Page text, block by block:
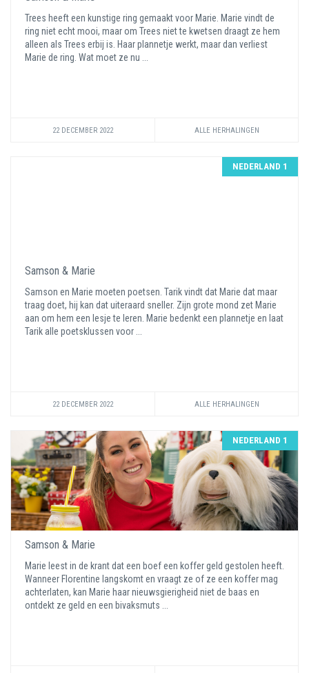
Trees heeft een kunstige ring gemaakt voor Marie. Marie vindt de
ring niet echt mooi, maar om Trees niet te kwetsen draagt ze hem
alleen als Trees erbij is. Haar plannetje werkt, maar dan verliest
Marie de ring. Wat moet ze nu ...
22 DECEMBER 2022 ALLE HERHALINGEN
NEDERLAND 1
Samson & Marie
Samson en Marie moeten poetsen. Tarik vindt dat Marie dat maar
traag doet, hij kan dat uiteraard sneller. Zijn grote mond zet Marie
aan om hem een lesje te leren. Marie bedenkt een plannetje en laat
Tarik alle poetsklussen voor ...
22 DECEMBER 2022 ALLE HERHALINGEN
NEDERLAND 1
Samson & Marie
Marie leest in de krant dat een boef een koffer geld gestolen heeft.
Wanneer Florentine langskomt en vraagt ze of ze een koffer mag
achterlaten, kan Marie haar nieuwsgierigheid niet de baas en
ontdekt ze geld en een bivaksmuts ...